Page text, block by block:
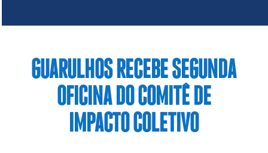
GUARULHOS RECEBE SEGUNDA
OFICINA DO COMITÊ DE
IMPACTO COLETIVO